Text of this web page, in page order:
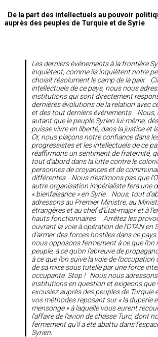
De la part des intellectuels au pouvoir
auprès des peuples de Turquie et de Syrie
Les derniers événements à la frontière
inquiètent, comme ils inquiètent notre
choisit résolument le camp de la paix.
intellectuels de ce pays, nous nous
institutions qui sont directement
dernières évolutions de la relation avec
et des tout derniers événements. Nous,
autant que le peuple Syrien lui-même,
puisse vivre en liberté, dans la justice et
Or, nous plaçons notre confiance dans
progressistes et les intellectuels de ce
réaffirmons un sentiment de fraternité,
tout d’abord dans la lutte contre le
personnes de croyances et de
différentes. Nous n’estimons pas que
autre organisation impérialiste fera une
« bienfaisance » en Syrie. Nous, tout
adressons au Premier Ministre, au
étrangères et au chef d’État-major et à
hauts fonctionnaires : Arrêtez les
ouvrant la voie à opération de l’OTAN en
d’armer des forces hostiles dans ce
nous opposons fermement à ce que l’on
peuple, à ce qu’on l’abreuve de
à ce que l’on suive la voie de l’occupation
de sa mise sous tutelle par une force
occupante. Stop ! Nous nous
institutions en question et exigeons que
excusiez auprès des peuples de Turquie
vos méthodes reposant sur « la duperie
mensonge » à laquelle vous eurent
l’affaire de l’avion de chasse Turc, dont
fermement qu’il a été abattu dans
Syrien.